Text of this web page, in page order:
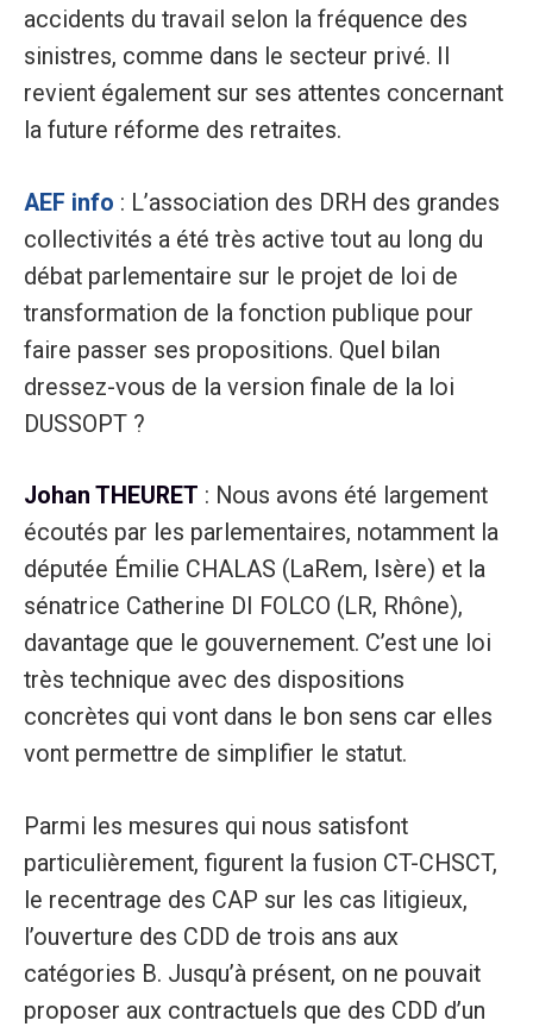
accidents du travail selon la fréquence des
sinistres, comme dans le secteur privé. Il
revient également sur ses attentes concernant
la future réforme des retraites.
AEF info : L’association des DRH des grandes
collectivités a été très active tout au long du
débat parlementaire sur le projet de loi de
transformation de la fonction publique pour
faire passer ses propositions. Quel bilan
dressez-vous de la version finale de la loi
DUSSOPT ?
Johan THEURET : Nous avons été largement
écoutés par les parlementaires, notamment la
députée Émilie CHALAS (LaRem, Isère) et la
sénatrice Catherine DI FOLCO (LR, Rhône),
davantage que le gouvernement. C’est une loi
très technique avec des dispositions
concrètes qui vont dans le bon sens car elles
vont permettre de simplifier le statut.
Parmi les mesures qui nous satisfont
particulièrement, figurent la fusion CT-CHSCT,
le recentrage des CAP sur les cas litigieux,
l’ouverture des CDD de trois ans aux
catégories B. Jusqu’à présent, on ne pouvait
proposer aux contractuels que des CDD d’un